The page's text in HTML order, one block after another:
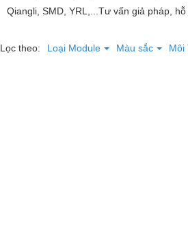
Qiangli, SMD, YRL,...Tư vấn giả pháp,
Lọc theo: Loại Module Màu sắc Môi